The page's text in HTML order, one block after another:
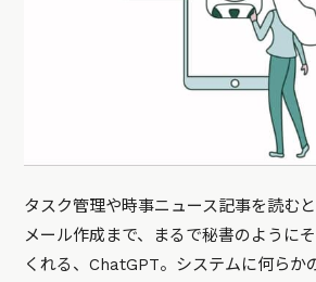
タスク管理や時事ニュース記事を読む
メール作成まで、まるで秘書のように
くれる、ChatGPT。システムに何らか